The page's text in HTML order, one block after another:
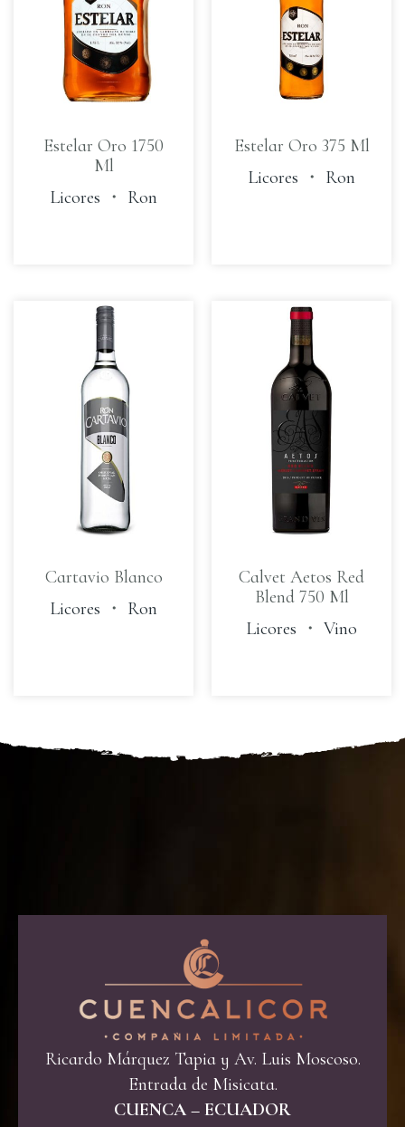
Estelar Oro 1750
Ml
Licores ・ Ron
Estelar Oro 375 Ml
Licores ・ Ron
Cartavio Blanco
Licores ・ Ron
Calvet Aetos Red
Blend 750 Ml
Licores ・ Vino
Ricardo Márquez Tapia y Av. Luis Moscoso.
Entrada de Misicata.
CUENCA – ECUADOR